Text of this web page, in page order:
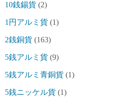
10銭錫貨 (2)
1円アルミ貨 (1)
2銭銅貨 (163)
5銭アルミ貨 (9)
5銭アルミ青銅貨 (1)
5銭ニッケル貨 (1)